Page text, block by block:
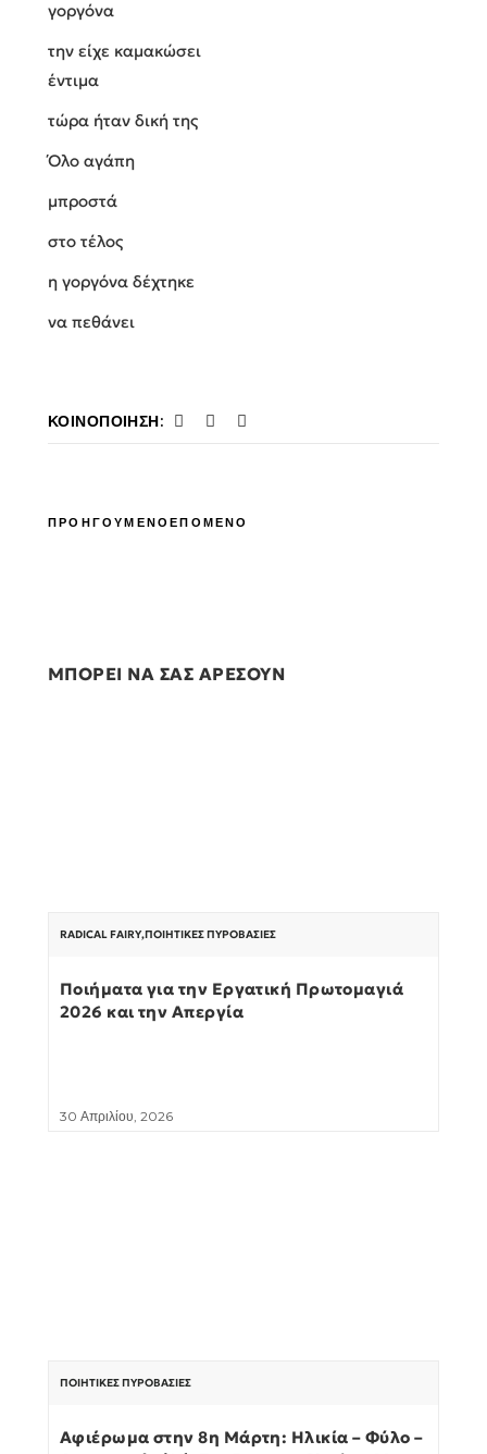
γοργόνα
την είχε καμακώσει
έντιμα
τώρα ήταν δική της
Όλο αγάπη
μπροστά
στο τέλος
η γοργόνα δέχτηκε
να πεθάνει
ΚΟΙΝΟΠΟΊΗΣΗ:
ΠΡΟΗΓΟΥΜΕΝΟΕΠΟΜΕΝΟ
ΜΠΟΡΕΙ ΝΑ ΣΑΣ ΑΡΕΣΟΥΝ
RADICAL FAIRY,ΠΟΙΗΤΙΚΈΣ ΠΥΡΟΒΑΣΊΕΣ
Ποιήματα για την Εργατική Πρωτομαγιά
2026 και την Απεργία
30 Απριλίου, 2026
ΠΟΙΗΤΙΚΈΣ ΠΥΡΟΒΑΣΊΕΣ
Αφιέρωμα στην 8η Μάρτη: Ηλικία – Φύλο –